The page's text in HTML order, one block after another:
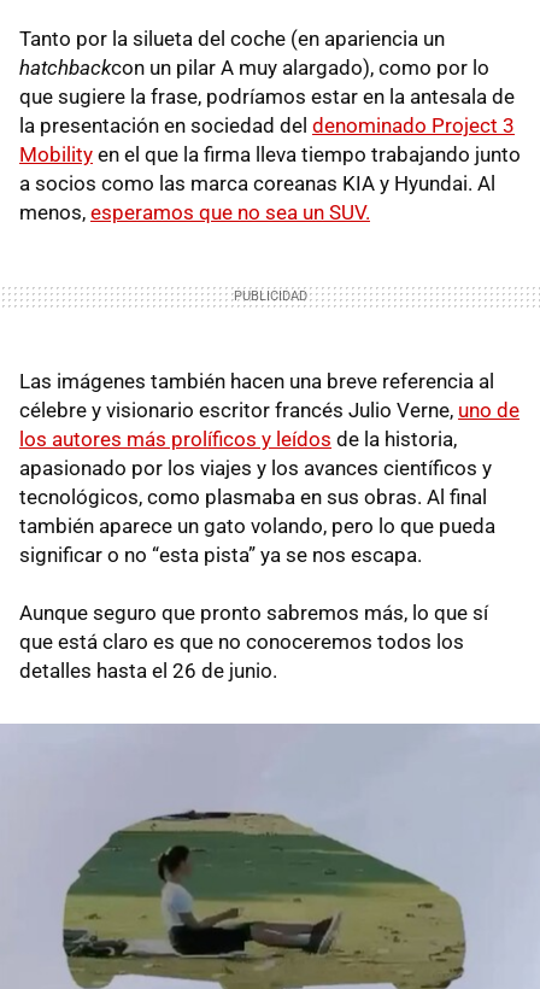
Tanto por la silueta del coche (en apariencia un
hatchbackcon un pilar A muy alargado), como por lo
que sugiere la frase, podríamos estar en la antesala de
la presentación en sociedad del denominado Project 3
Mobility en el que la firma lleva tiempo trabajando junto
a socios como las marca coreanas KIA y Hyundai. Al
menos, esperamos que no sea un SUV.
Las imágenes también hacen una breve referencia al
célebre y visionario escritor francés Julio Verne, uno de
los autores más prolíficos y leídos de la historia,
apasionado por los viajes y los avances científicos y
tecnológicos, como plasmaba en sus obras. Al final
también aparece un gato volando, pero lo que pueda
significar o no “esta pista” ya se nos escapa.
Aunque seguro que pronto sabremos más, lo que sí
que está claro es que no conoceremos todos los
detalles hasta el 26 de junio.